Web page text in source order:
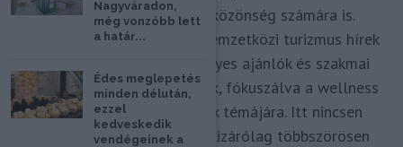
és az utazni vágyó nagyközönség számára is.
Repertoáromban hazai és nemzetközi turizmus hírek
mellett útleírások, személyes ajánlók és szakmai
vélemények is helyet kapnak, fókuszálva a wellness
és termálfürdők, strandok témájára. Itt nincsen
hivatkozás nélküli anyag, kizárólag többszörösen
Nagyváradon,
még vonzóbb lett
a határ...
Édes meglepetés
minden délután,
ezzel
kedveskedik
vendégeinek a